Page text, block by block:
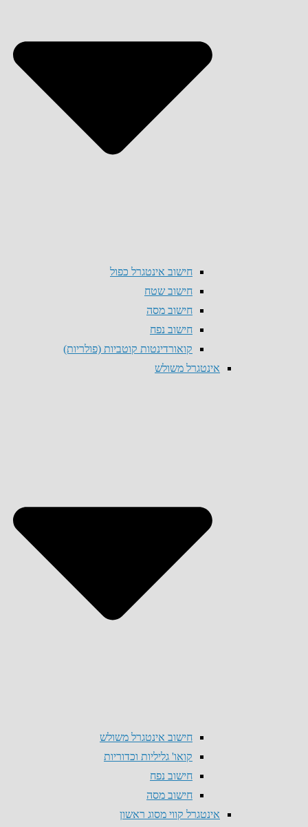
חישוב אינטגרל כפול
חישוב שטח
חישוב מסה
חישוב נפח
קואורדינטות קוטביות (פולריות)
אינטגרל משולש
חישוב אינטגרל משולש
קואו' גליליות וכדוריות
חישוב נפח
חישוב מסה
אינטגרל קווי מסוג ראשון